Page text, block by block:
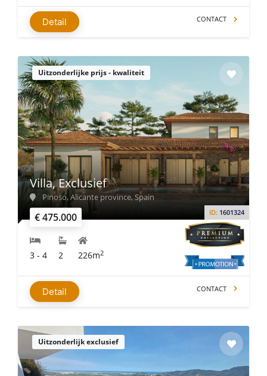
Detail CONTACT
Uitzonderlijke prijs - kwaliteit
€ 475.000 ID: 1601324
Villa, Exclusief
Pinoso, Alicante province, Spain
3 - 4 2 226m2
Detail CONTACT
Uitzonderlijk exclusief